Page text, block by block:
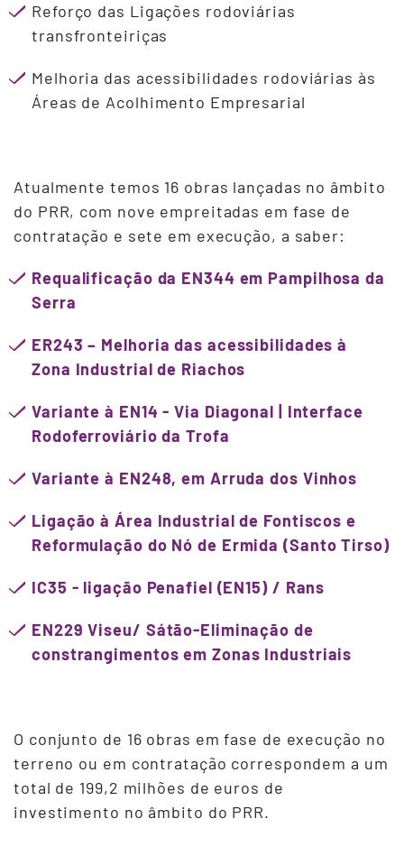
Reforço das Ligações rodoviárias
transfronteiriças
Melhoria das acessibilidades rodoviárias às
Áreas de Acolhimento Empresarial
Atualmente temos 16 obras lançadas no âmbito
do PRR, com nove empreitadas em fase de
contratação e sete em execução, a saber:
Requalificação da EN344 em Pampilhosa da
Serra
ER243 – Melhoria das acessibilidades à
Zona Industrial de Riachos
Variante à EN14 - Via Diagonal | Interface
Rodoferroviário da Trofa
Variante à EN248, em Arruda dos Vinhos
Ligação à Área Industrial de Fontiscos e
Reformulação do Nó de Ermida (Santo Tirso)
IC35 - ligação Penafiel (EN15) / Rans
EN229 Viseu/ Sátão-Eliminação de
constrangimentos em Zonas Industriais
O conjunto de 16 obras em fase de execução no
terreno ou em contratação correspondem a um
total de 199,2 milhões de euros de
investimento no âmbito do PRR.